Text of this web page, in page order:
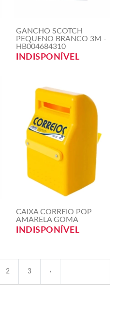
GANCHO SCOTCH
PEQUENO BRANCO 3M -
HB004684310
INDISPONÍVEL
CAIXA CORREIO POP
AMARELA GOMA
INDISPONÍVEL
2 3 ›